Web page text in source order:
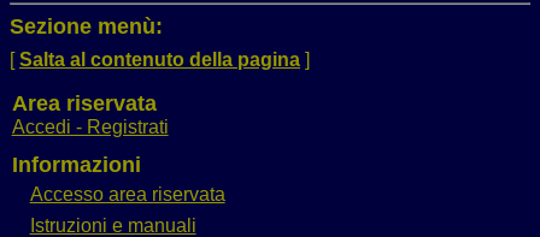
Sezione menù:
[Salta al contenuto della pagina ]
Area riservata
Accedi - Registrati
Informazioni
Accesso area riservata
Istruzioni e manuali